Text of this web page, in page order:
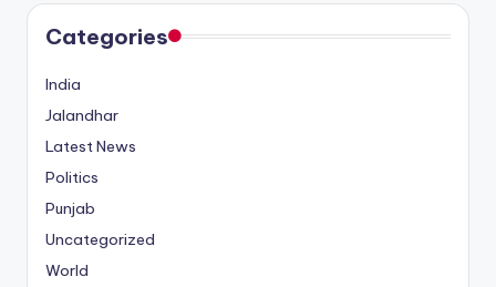
Categories
India
Jalandhar
Latest News
Politics
Punjab
Uncategorized
World